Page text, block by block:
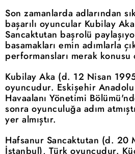
Son zamanlarda adlarından
başarılı oyuncular Kubilay
Sancaktutan başrolü
basamakları emin adımlarla
performansları merak konusu
Kubilay Aka (d. 12 Nisan
oyuncudur. Eskişehir
Havaalanı Yönetimi
sonra oyunculuğa adım
yer almıştır.
Hafsanur Sancaktutan (d. 20
İstanbul), Türk oyuncudur.